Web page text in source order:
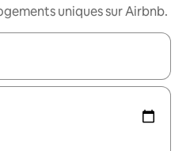
uniques sur Airbnb.
parcourez-les en utilisant